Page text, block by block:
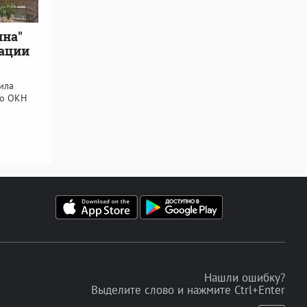
ОКН
Нашли ошибку?
Выделите слово и нажмите Ctrl+Enter